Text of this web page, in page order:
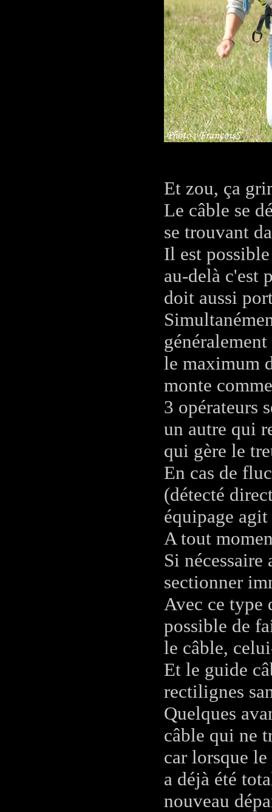
Et zou, ça
Le câble se
se trouvant
Il est
au-delà c'est
doit aussi
le maximum
monte
3 opérateurs
un autre qui
qui gère le
En cas de
(détecté
équipage agit
A tout
Si nécessaire
sectionner
Avec ce type
possible de
le câble,
Et le guide
rectilignes
Quelques
câble qui ne
car lorsque
a déjà été
nouveau